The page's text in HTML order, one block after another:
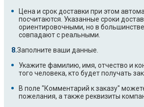
Цена и срок доставки при этом
посчитаются. Указанные сроки
ориентировочными, но в
совпадают с реальными.
Заполните ваши данные.
Укажите фамилию, имя, отчество и
того человека, кто будет получать
В поле "Комментарий к заказу"
пожелания, а также реквизиты